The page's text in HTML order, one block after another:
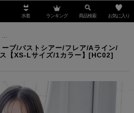
水着 ランキング 商品検索 お気に入り
ブ/バストシアー/フレア/Aライン/
【XS-Lサイズ/1カラー】[HC02]